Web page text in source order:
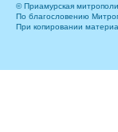
© Приамурская
По благословению
При копировании